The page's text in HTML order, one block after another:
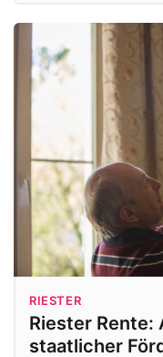
RIESTER
Riester
staatlicher